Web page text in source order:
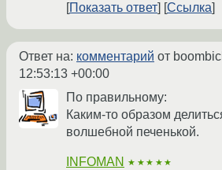
Показать ответ
Ссылка
Ответ на: комментарий от
12:53:13 +00:00
По правильному:
Каким-то образом
волшебной печенькой.
INFOMAN ★★★★★